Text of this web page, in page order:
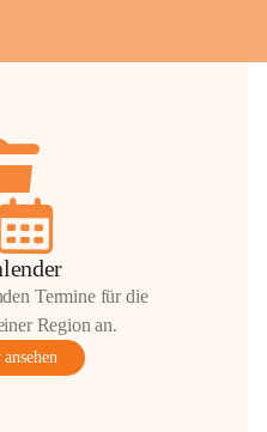
Termine für die
Region an.